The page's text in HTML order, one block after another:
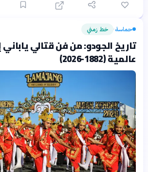
حماسة› خط زمني
تاريخ الجودو: من فن قتالي
عالمية (1882-2026)